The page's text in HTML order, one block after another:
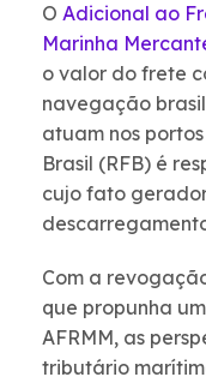
O Adicional ao
Marinha
o valor do frete
navegação
atuam nos
Brasil (RFB) é
cujo fato
Com a
que propunha
AFRMM, as
tributário